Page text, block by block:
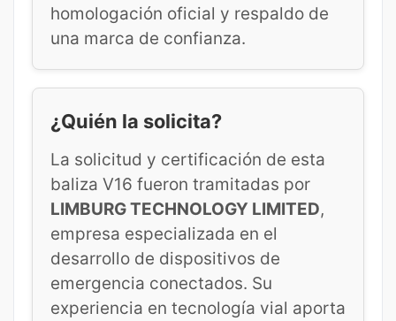
homologación oficial y respaldo de
una marca de confianza.
¿Quién la solicita?
La solicitud y certificación de esta
baliza V16 fueron tramitadas por
LIMBURG TECHNOLOGY LIMITED,
empresa especializada en el
desarrollo de dispositivos de
emergencia conectados. Su
experiencia en tecnología vial aporta